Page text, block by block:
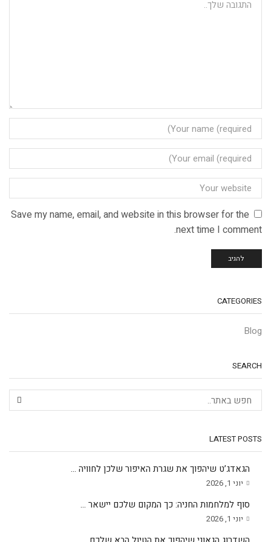
Save my name, email, and website in this browser for the
next time I comment.
CATEGORIES
Blog
SEARCH
LATEST POSTS
הגאדג’ט שיהפוך את שגרת האיפור שלכן לחוויה ...
יוני 1, 2026
סוף למלחמות החניה: כך המקום שלכם יישאר ...
יוני 1, 2026